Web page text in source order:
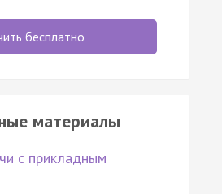
бесплатно
материалы
с прикладным